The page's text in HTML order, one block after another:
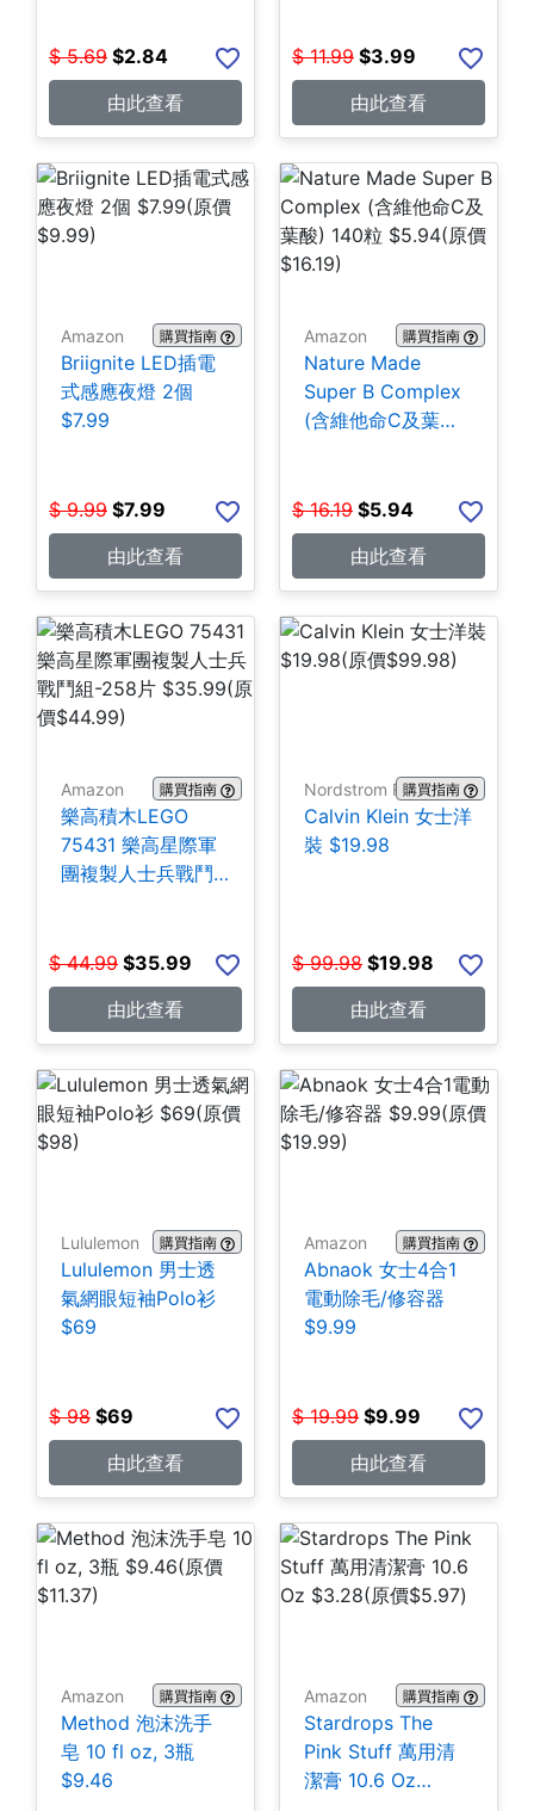
$ 5.69 $2.84
由此查看
$ 11.99 $3.99
由此查看
Amazon 購買指南
Briignite LED插電
式感應夜燈 2個
$7.99
$ 9.99 $7.99
由此查看
Amazon 購買指南
Nature Made
Super B Complex
(含維他命C及葉酸)
$ 16.19 $5.94
由此查看
Amazon 購買指南
樂高積木LEGO
75431 樂高星際軍
團複製人士兵戰鬥
$ 44.99 $35.99
由此查看
Nordstrom Rack購買指南
Calvin Klein 女士洋
裝 $19.98
$ 99.98 $19.98
由此查看
Lululemon 購買指南
Lululemon 男士透
氣網眼短袖Polo衫
$69
$ 98 $69
由此查看
Amazon 購買指南
Abnaok 女士4合1
電動除毛/修容器
$9.99
$ 19.99 $9.99
由此查看
Amazon 購買指南
Method 泡沫洗手
皂 10 fl oz, 3瓶
$9.46
Amazon 購買指南
Stardrops The
Pink Stuff 萬用清
潔膏 10.6 Oz